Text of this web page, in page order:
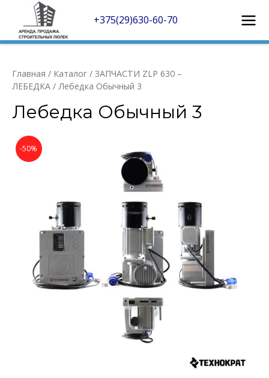
Перейти
содержимому
+375(29)630-60-70
Главная / Каталог / ЗАПЧАСТИ ZLP 630 –
ЛЕБЕДКА / Лебедка Обычный 3
Лебедка Обычный 3
-50%